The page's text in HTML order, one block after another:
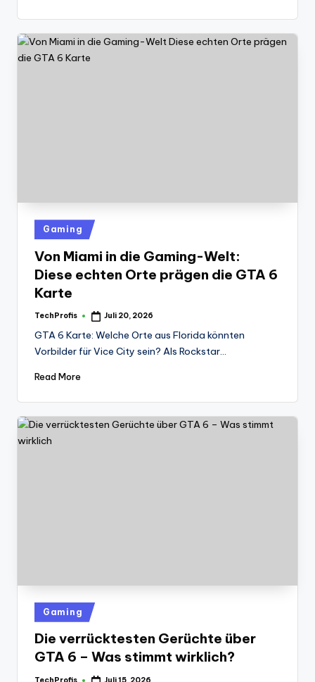
Posted
in
Gaming
Von Miami in die Gaming-Welt:
Diese echten Orte prägen die GTA 6
Karte
Posted
TechProfis Juli 20, 2026
GTA 6 Karte: Welche Orte aus Florida könnten
Vorbilder für Vice City sein? Als Rockstar…
Read More
Posted
in
Gaming
Die verrücktesten Gerüchte über
GTA 6 – Was stimmt wirklich?
TechProfis